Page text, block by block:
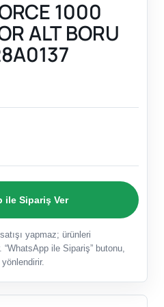
1000
ALT BORU
ile Sipariş Ver
yapmaz; ürünleri
ile Sipariş” butonu,